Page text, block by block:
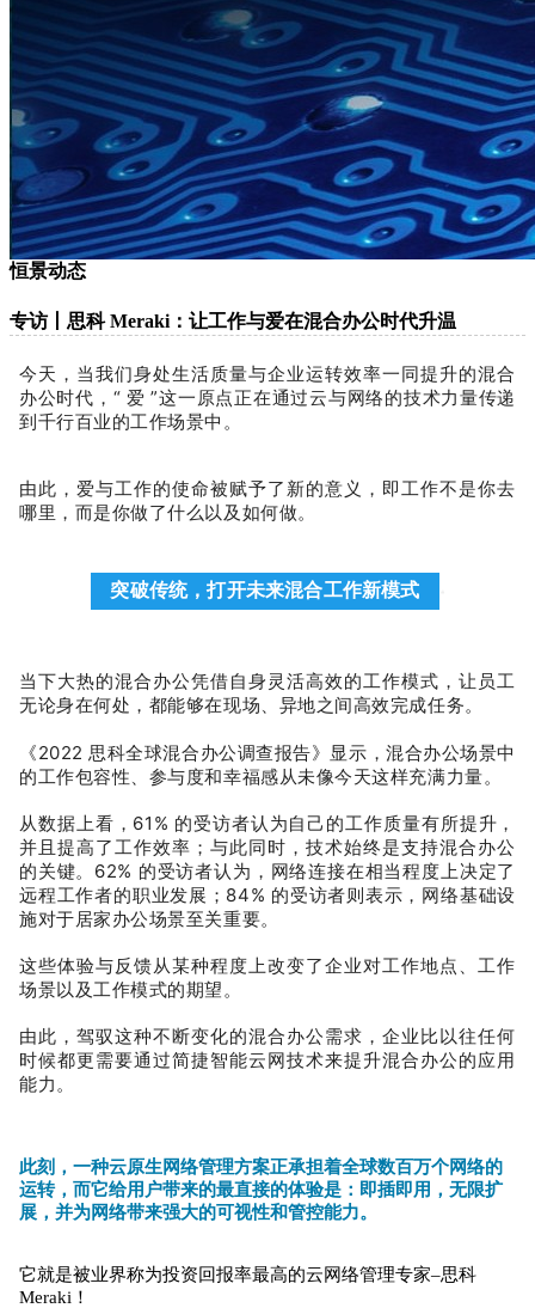
恒景动态
专访丨思科 Meraki：让工作与爱在混合办公时代升温
今天，当我们身处生活质量与企业运转效率一同提升的混合
办公时代，“ 爱 ”这一原点正在通过云与网络的技术力量传递
到千行百业的工作场景中。
由此，爱与工作的使命被赋予了新的意义，即工作不是你去
哪里，而是你做了什么以及如何做。
突破传统，打开未来混合工作新模式
当下大热的混合办公凭借自身灵活高效的工作模式，让员工
无论身在何处，都能够在现场、异地之间高效完成任务。
《2022 思科全球混合办公调查报告》显示，混合办公场景中
的工作包容性、参与度和幸福感从未像今天这样充满力量。
从数据上看，61% 的受访者认为自己的工作质量有所提升，
并且提高了工作效率；与此同时，技术始终是支持混合办公
的关键。62% 的受访者认为，网络连接在相当程度上决定了
远程工作者的职业发展；84% 的受访者则表示，网络基础设
施对于居家办公场景至关重要。
这些体验与反馈从某种程度上改变了企业对工作地点、工作
场景以及工作模式的期望。
由此，驾驭这种不断变化的混合办公需求，企业比以往任何
时候都更需要通过简捷智能云网技术来提升混合办公的应用
能力。
此刻，一种云原生网络管理方案正承担着全球数百万个网络的
运转，而它给用户带来的最直接的体验是：即插即用，无限扩
展，并为网络带来强大的可视性和管控能力。
它就是被业界称为投资回报率最高的云网络管理专家–思科
Meraki！